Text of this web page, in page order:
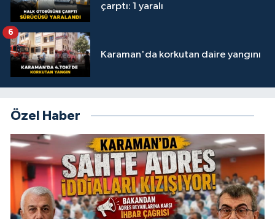
çarptı: 1 yaralı
Karaman'da korkutan daire yangını
6
Özel Haber